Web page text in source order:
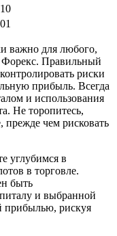
важно для любого,
Форекс. Правильный
риски
прибыль. Всегда
и использования
Не торопитесь,
прежде чем рисковать
углубимся в
в торговле.
быть
и выбранной
прибылью, рискуя